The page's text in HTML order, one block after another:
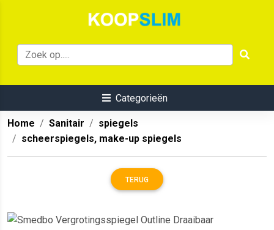
Categorieën
Home Sanitair
spiegels
scheerspiegels, make-up spiegels
TERUG